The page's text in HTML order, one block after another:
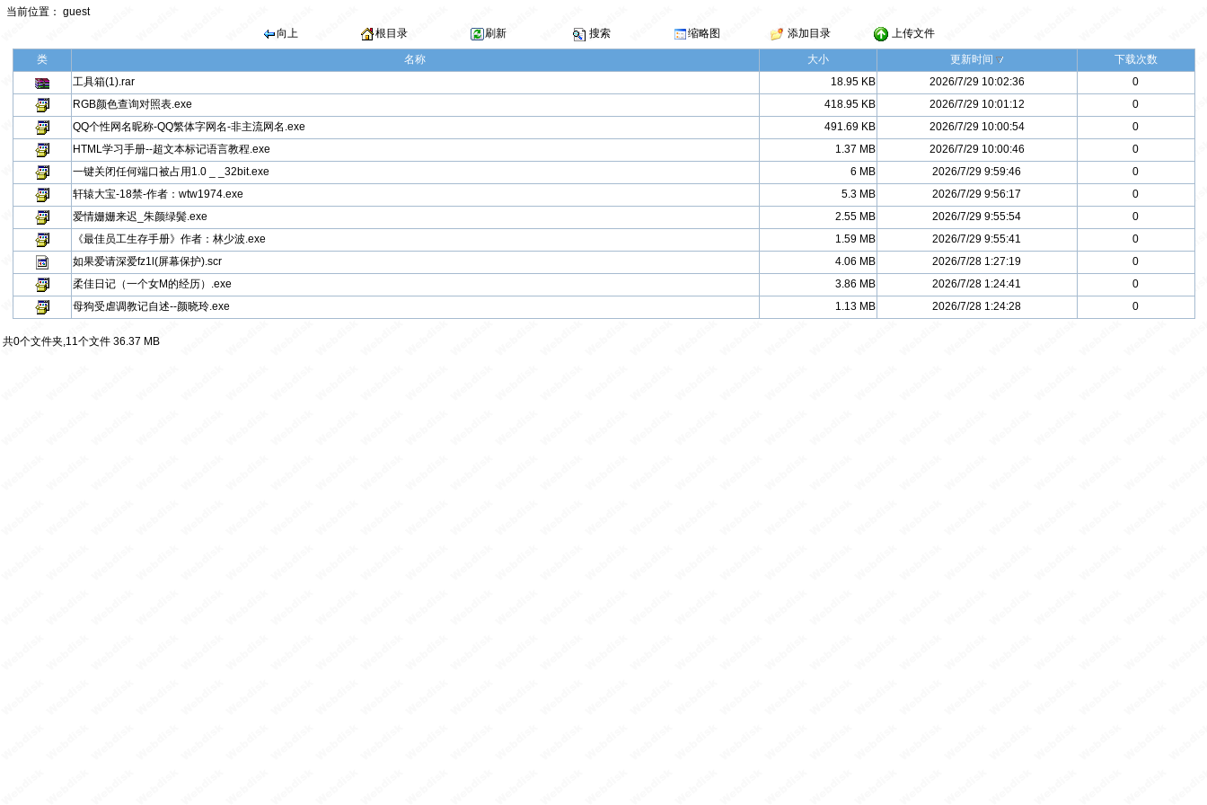
当前位置： guest
向上
根目录 刷新 搜索 缩略图 添加目录 上传文件
类 名称 大小 更新时间
下载次数
工具箱(1).rar
18.95 KB 2026/7/29 10:02:36
0
RGB颜色查询对照表.exe
418.95 KB 2026/7/29 10:01:12
0
QQ个性网名昵称-QQ繁体字网名-非主流网名.exe
491.69 KB 2026/7/29 10:00:54
0
HTML学习手册--超文本标记语言教程.exe
1.37 MB 2026/7/29 10:00:46
0
一键关闭任何端口被占用1.0 _ _32bit.exe
6 MB 2026/7/29 9:59:46
0
轩辕大宝-18禁-作者：wtw1974.exe
5.3 MB 2026/7/29 9:56:17
0
爱情姗姗来迟_朱颜绿鬓.exe
2.55 MB 2026/7/29 9:55:54
0
《最佳员工生存手册》作者：林少波.exe
1.59 MB 2026/7/29 9:55:41
0
如果爱请深爱fz1l(屏幕保护).scr
4.06 MB 2026/7/28 1:27:19
0
柔佳日记（一个女M的经历）.exe
3.86 MB 2026/7/28 1:24:41
0
母狗受虐调教记自述--颜晓玲.exe
1.13 MB 2026/7/28 1:24:28 0
共0个文件夹,11个文件 36.37 MB